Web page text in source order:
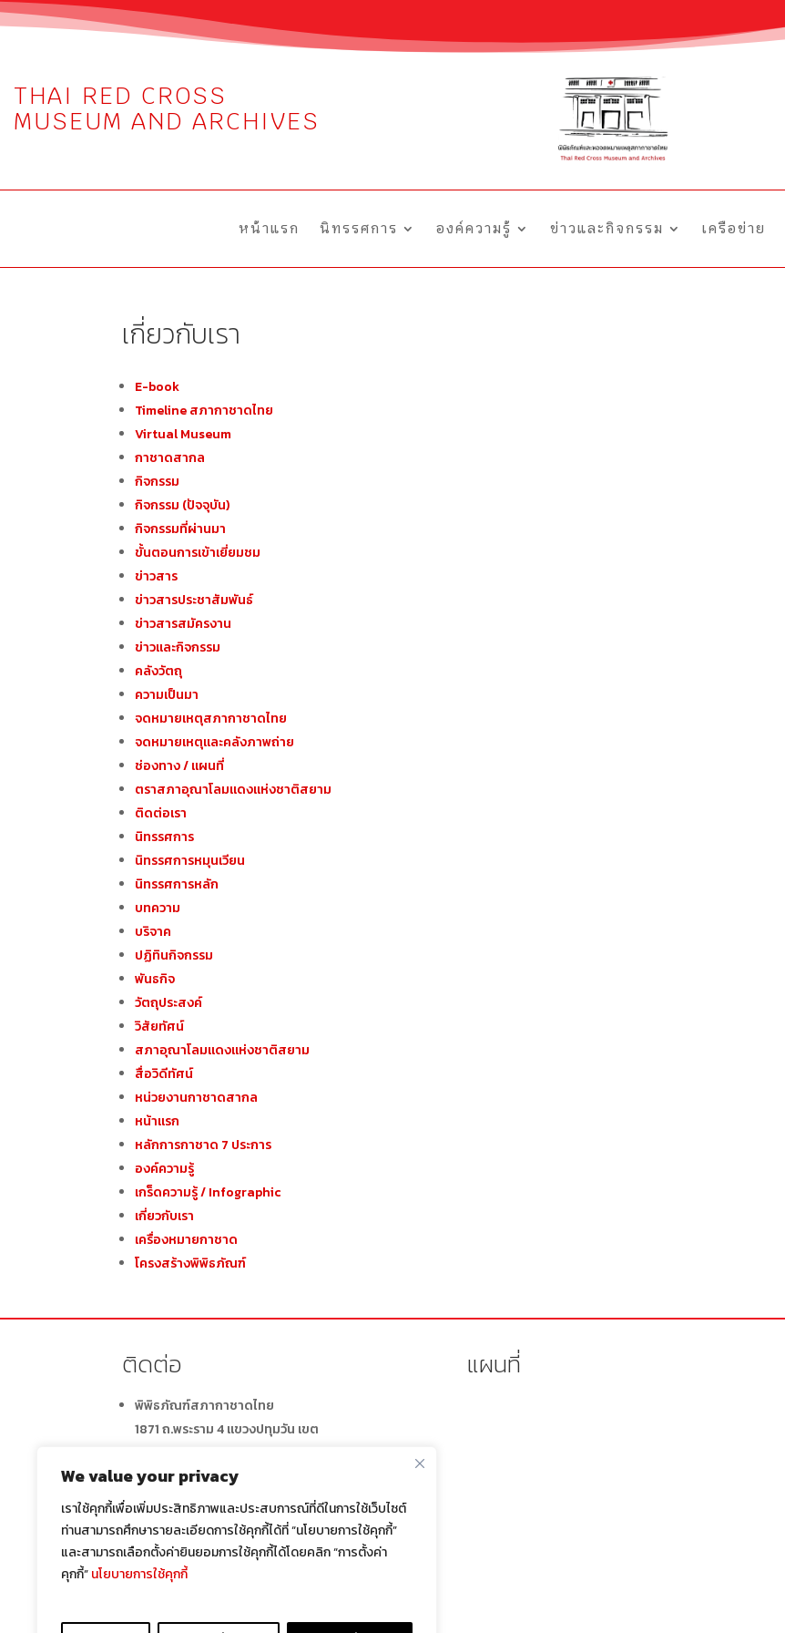
We value your privacy
เราใช้คุกกี้เพื่อเพิ่มประสิทธิภาพและประสบการณ์ที่ดีในการใช้เว็บไซต์
ท่านสามารถศึกษารายละเอียดการใช้คุกกี้ได้ที่ “นโยบายการใช้คุกกี้”
และสามารถเลือกตั้งค่ายินยอมการใช้คุกกี้ได้โดยคลิก “การตั้งค่า
คุกกี้”นโยบายการใช้คุกกี้
THAI RED CROSS
MUSEUM AND ARCHIVES
หน้าแรก นิทรรศการ องค์ความรู้ ข่าวและกิจกรรม เครือข่าย
เกี่ยวกับเรา
E-book
Timeline สภากาชาดไทย
Virtual Museum
กาชาดสากล
กิจกรรม
กิจกรรม (ปัจจุบัน)
กิจกรรมที่ผ่านมา
ขั้นตอนการเข้าเยี่ยมชม
ข่าวสาร
ข่าวสารประชาสัมพันธ์
ข่าวสารสมัครงาน
ข่าวและกิจกรรม
คลังวัตถุ
ความเป็นมา
จดหมายเหตุสภากาชาดไทย
จดหมายเหตุและคลังภาพถ่าย
ช่องทาง / แผนที่
ตราสภาอุณาโลมแดงแห่งชาติสยาม
ติดต่อเรา
นิทรรศการ
นิทรรศการหมุนเวียน
นิทรรศการหลัก
บทความ
บริจาค
ปฏิทินกิจกรรม
พันธกิจ
วัตถุประสงค์
วิสัยทัศน์
สภาอุณาโลมแดงแห่งชาติสยาม
สื่อวิดีทัศน์
หน่วยงานกาชาดสากล
หน้าแรก
หลักการกาชาด 7 ประการ
องค์ความรู้
เกร็ดความรู้ / Infographic
เกี่ยวกับเรา
เครื่องหมายกาชาด
โครงสร้างพิพิธภัณฑ์
ติดต่อ
พิพิธภัณฑ์สภากาชาดไทย
1871 ถ.พระราม 4 แขวงปทุมวัน เขต
ติดต่อ : 02- 250-1849
หอจดหมายเหตุมหิดลวงศานุสรณ์ สภากาชาดไทย
1871 ถ.พระราม4 แขวงปทุมวัน เขตปทุมวัน
กรุงเทพมหานคร
ติดต่อ : 02-256-4025
แผนที่